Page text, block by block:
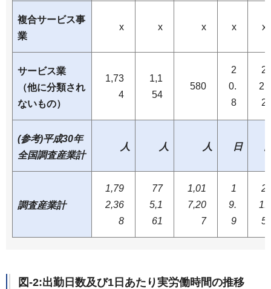
複合サービス事
業
x x x x x
サービス業
（他に分類され
ないもの）
1,73
4
1,1
54
580
2
0.
8
2
2.
2
(参考)平成30年
全国調査産業計
人 人 人 日
調査産業計
1,79
2,36
8
77
5,1
61
1,01
7,20
7
1
9.
9
2
1.
5
図-2:出勤日数及び1日あたり実労働時間の推移